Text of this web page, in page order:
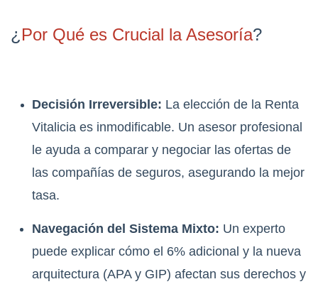
¿ Por Qué es Crucial la Asesoría?
Decisión Irreversible: La elección de la Renta
Vitalicia es inmodificable. Un asesor profesional
le ayuda a comparar y negociar las ofertas de
las compañías de seguros, asegurando la mejor
tasa.
Navegación del Sistema Mixto: Un experto
puede explicar cómo el 6% adicional y la nueva
arquitectura (APA y GIP) afectan sus derechos y